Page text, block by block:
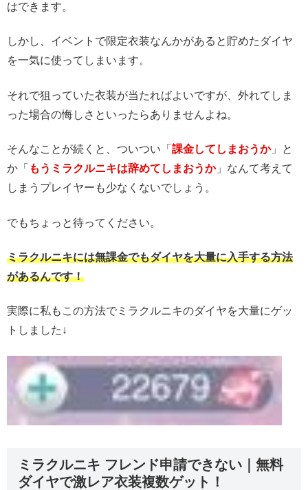
はできます。
しかし、イベントで限定衣装なんかがあると貯めたダイヤ
を一気に使ってしまいます。
それで狙っていた衣装が当たればよいですが、外れてしま
った場合の悔しさといったらありませんよね。
そんなことが続くと、ついつい「 課金してしまおうか」と
か「 もうミラクルニキは辞めてしまおうか」なんて考えて
しまうプレイヤーも少なくないでしょう。
でもちょっと待ってください。
ミラクルニキには無課金でもダイヤを大量に入手する方法
があるんです！
実際に私もこの方法でミラクルニキのダイヤを大量にゲッ
トしました↓
ミラクルニキ フレンド申請できない｜無料
ダイヤで激レア衣装複数ゲット！